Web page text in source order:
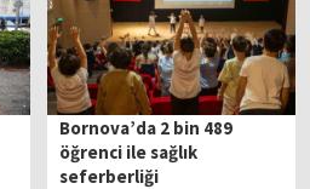
Bornova’da 2 bin 489
öğrenci ile sağlık
seferberliği